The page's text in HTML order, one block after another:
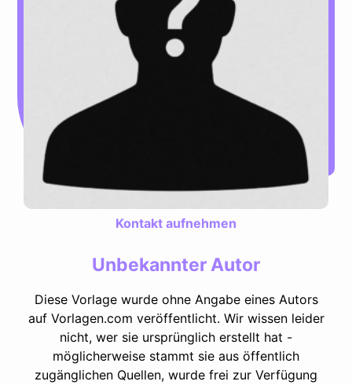
Kontakt aufnehmen
Unbekannter Autor
Diese Vorlage wurde ohne Angabe eines Autors
auf Vorlagen.com veröffentlicht. Wir wissen leider
nicht, wer sie ursprünglich erstellt hat -
möglicherweise stammt sie aus öffentlich
zugänglichen Quellen, wurde frei zur Verfügung